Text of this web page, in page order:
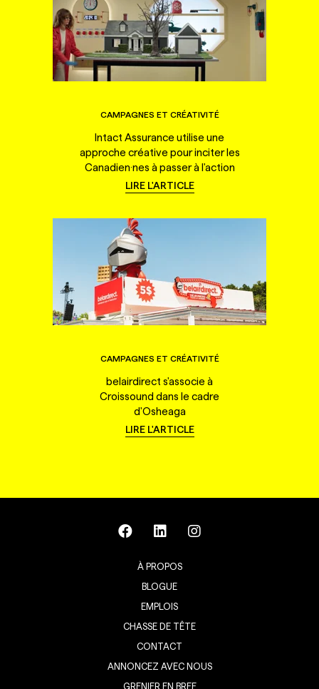
CAMPAGNES ET CRÉATIVITÉ
Intact Assurance utilise une
approche créative pour inciter les
Canadien·nes à passer à l'action
LIRE L'ARTICLE
CAMPAGNES ET CRÉATIVITÉ
belairdirect s'associe à
Croissound dans le cadre
d'Osheaga
LIRE L'ARTICLE
À PROPOS
BLOGUE
EMPLOIS
CHASSE DE TÊTE
CONTACT
ANNONCEZ AVEC NOUS
GRENIER EN BREF